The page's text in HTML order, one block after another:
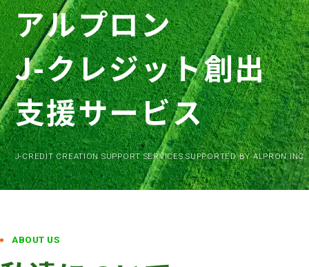
アルプロン
J-クレジット創出
支援サービス
J-CREDIT CREATION SUPPORT SERVICES SUPPORTED BY ALPRON INC.
ABOUT US